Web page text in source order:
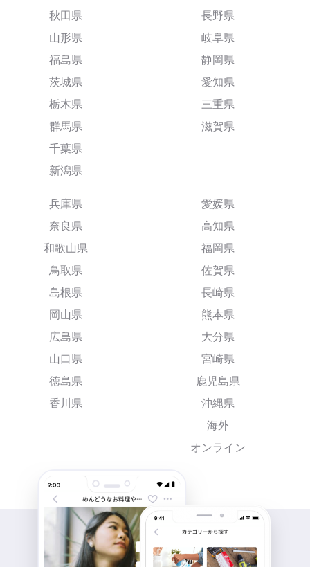
秋田県
山形県
福島県
茨城県
栃木県
群馬県
千葉県
新潟県
長野県
岐阜県
静岡県
愛知県
三重県
滋賀県
兵庫県
奈良県
和歌山県
鳥取県
島根県
岡山県
広島県
山口県
徳島県
香川県
愛媛県
高知県
福岡県
佐賀県
長崎県
熊本県
大分県
宮崎県
鹿児島県
沖縄県
海外
オンライン